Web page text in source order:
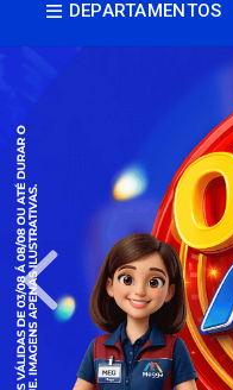
DEPARTAMENTOS